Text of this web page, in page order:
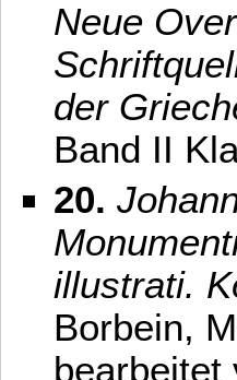
Neue
der
Band II
20.
illustrati.
Borbein,
bearbeitet